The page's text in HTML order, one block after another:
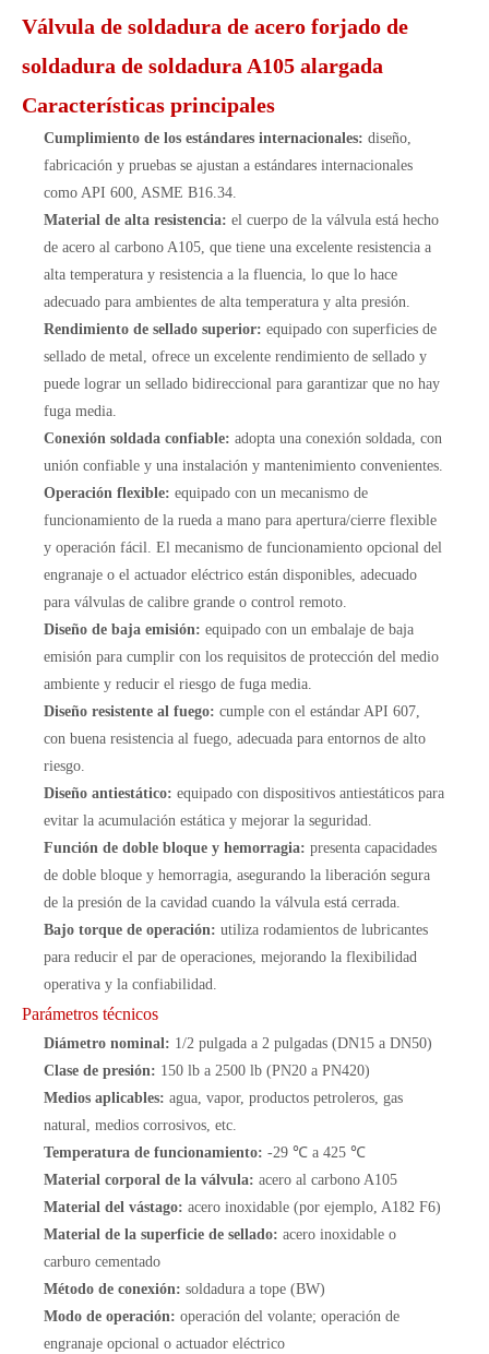
Válvula de soldadura de acero forjado de
soldadura de soldadura A105 alargada
Características principales
Cumplimiento de los estándares internacionales: diseño,
fabricación y pruebas se ajustan a estándares internacionales
como API 600, ASME B16.34.
Material de alta resistencia: el cuerpo de la válvula está hecho
de acero al carbono A105, que tiene una excelente resistencia a
alta temperatura y resistencia a la fluencia, lo que lo hace
adecuado para ambientes de alta temperatura y alta presión.
Rendimiento de sellado superior: equipado con superficies de
sellado de metal, ofrece un excelente rendimiento de sellado y
puede lograr un sellado bidireccional para garantizar que no hay
fuga media.
Conexión soldada confiable: adopta una conexión soldada, con
unión confiable y una instalación y mantenimiento convenientes.
Operación flexible: equipado con un mecanismo de
funcionamiento de la rueda a mano para apertura/cierre flexible
y operación fácil. El mecanismo de funcionamiento opcional del
engranaje o el actuador eléctrico están disponibles, adecuado
para válvulas de calibre grande o control remoto.
Diseño de baja emisión: equipado con un embalaje de baja
emisión para cumplir con los requisitos de protección del medio
ambiente y reducir el riesgo de fuga media.
Diseño resistente al fuego: cumple con el estándar API 607,
con buena resistencia al fuego, adecuada para entornos de alto
riesgo.
Diseño antiestático: equipado con dispositivos antiestáticos para
evitar la acumulación estática y mejorar la seguridad.
Función de doble bloque y hemorragia: presenta capacidades
de doble bloque y hemorragia, asegurando la liberación segura
de la presión de la cavidad cuando la válvula está cerrada.
Bajo torque de operación: utiliza rodamientos de lubricantes
para reducir el par de operaciones, mejorando la flexibilidad
operativa y la confiabilidad.
Parámetros técnicos
Diámetro nominal: 1/2 pulgada a 2 pulgadas (DN15 a DN50)
Clase de presión: 150 lb a 2500 lb (PN20 a PN420)
Medios aplicables: agua, vapor, productos petroleros, gas
natural, medios corrosivos, etc.
Temperatura de funcionamiento: -29 ℃ a 425 ℃
Material corporal de la válvula: acero al carbono A105
Material del vástago: acero inoxidable (por ejemplo, A182 F6)
Material de la superficie de sellado: acero inoxidable o
carburo cementado
Método de conexión: soldadura a tope (BW)
Modo de operación: operación del volante; operación de
engranaje opcional o actuador eléctrico